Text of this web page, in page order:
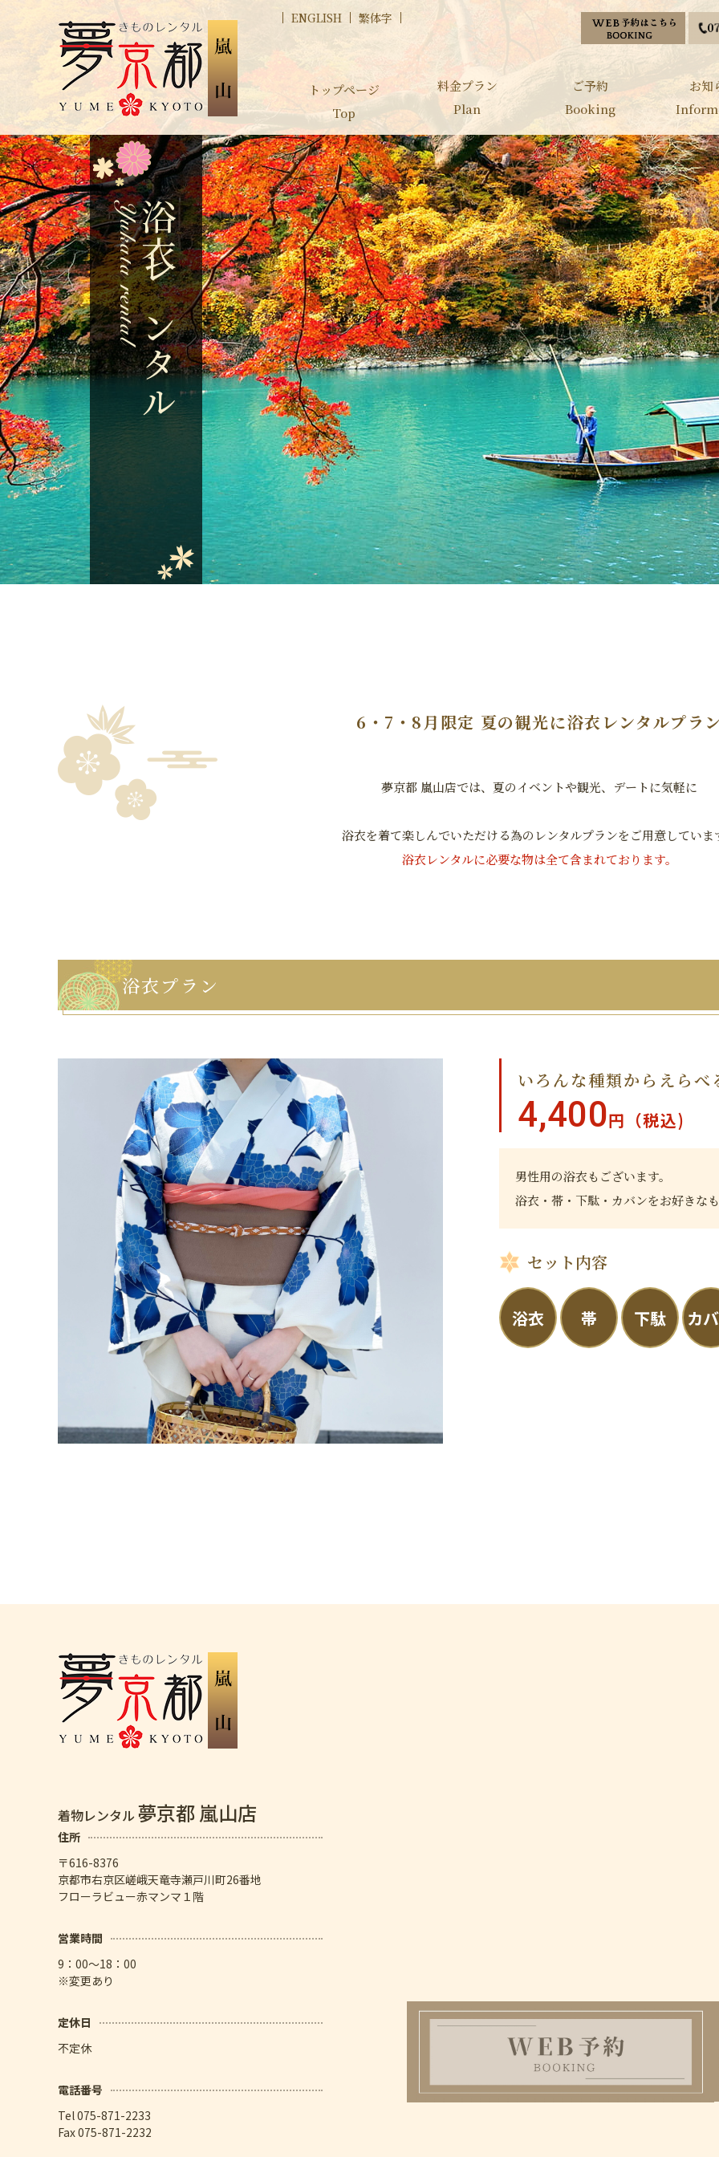
ENGLISH 繁体字
トップページ
Top
料金プラン
Plan
ご予約
Booking
お知
浴衣レンタル
y
u
k
a
t
a
r
e
n
t
a
l
6・7・8月限定 夏の観光に浴衣レンタルプラ
夢京都 嵐山店では、夏のイベントや観光、デートに気軽に
浴衣を着て楽しんでいただける為のレンタルプランをご用意していま
浴衣レンタルに必要な物は全て含まれております。
浴衣プラン
いろんな種類からえらべ
4,400円（税込)
男性用の浴衣もございます。
浴衣・帯・下駄・カバンをお好きな
セット内容
浴衣 帯 下駄 カ
着物レンタル夢京都 嵐山店
住所
〒616-8376
京都市右京区嵯峨天竜寺瀬戸川町26番地
フローラビュー赤マンマ１階
営業時間
9：00～18：00
※変更あり
定休日
不定休
電話番号
Tel 075-871-2233
Fax 075-871-2232